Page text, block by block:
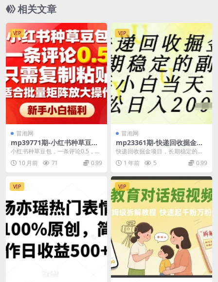
相关文章
VIP
冒泡网
mp39771期-小红书种草豆
包，一条评论0.5，只需复制粘
贴，适合批量矩阵放大操作，
新手小白福利
小红书种草豆包，一条评论0.5，只
需复制粘贴，适合批量矩阵放大操
作，新手小白福利...
10 月前 71 0.99
VIP
冒泡网
mp23361期-快递回收掘金项
目，长期稳定的副业，新手小
白当天上手，轻松日入1k+
快递回收掘金项目，长期稳定的副
业，新手小白当天上手，轻松日入1
k+【揭秘】 项目...
1 年前 5 0.99
VIP VIP